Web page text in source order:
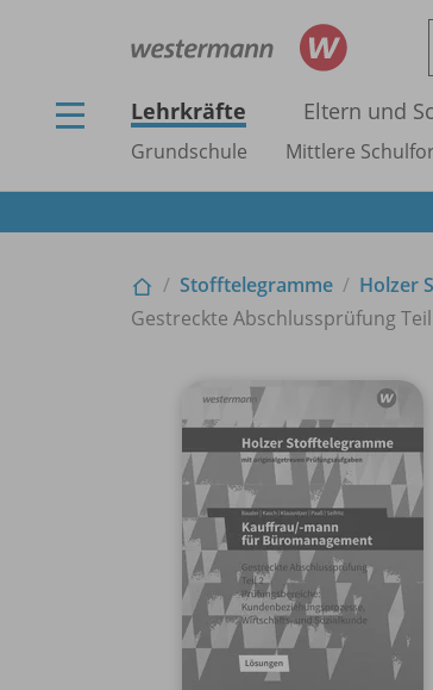
Lehrkräfte Eltern und
Grundschule Mittlere
Stofftelegramme Holzer
Gestreckte Abschlussprüfung